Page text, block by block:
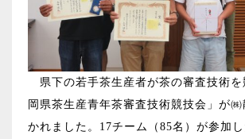
県下の若手茶生産者が茶の審査技術を
岡県茶生産青年茶審査技術競技会」が
かれました。17チーム（85名）が参加